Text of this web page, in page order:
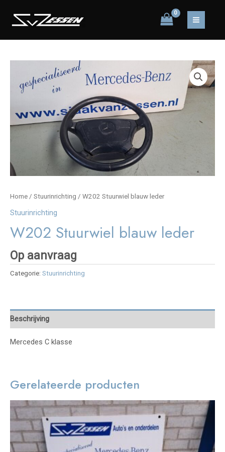
naar
inhoud
MAIN
Home / Stuurinrichting / W202 Stuurwiel blauw leder
Stuurinrichting
W202 Stuurwiel blauw leder
Op aanvraag
Categorie: Stuurinrichting
Beschrijving
Mercedes C klasse
Gerelateerde producten